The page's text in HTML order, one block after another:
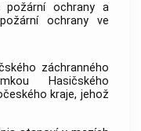
požární ochrany a
ochrany ve
záchranného
Hasičského
kraje, jehož